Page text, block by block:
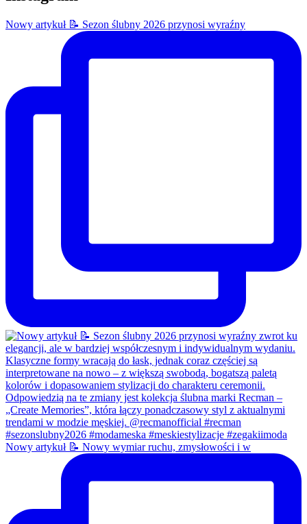
Nowy artykuł 📝 Sezon ślubny 2026 przynosi wyraźny
Nowy artykuł 📝 Nowy wymiar ruchu, zmysłowości i w